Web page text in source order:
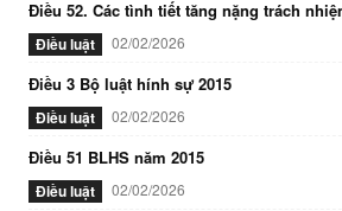
Điều 52. Các tình tiết tăng nặng trách
Điều luật 02/02/2026
Điều 3 Bộ luật hính sự 2015
Điều luật 02/02/2026
Điều 51 BLHS năm 2015
Điều luật 02/02/2026